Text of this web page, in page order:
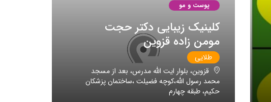
پوست و مو
کلینیک زیبایی دکتر حجت
مومن زاده قزوین
طلایی
قزوین، بلوار ایت الله مدرس، بعد از مسجد
محمد رسول الله،کوچه فضیلت ،ساختمان پزشکان
حکیم، طبقه چهارم